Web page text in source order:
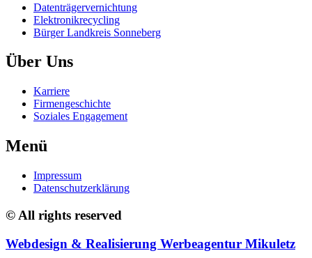
Datenträgervernichtung
Elektronikrecycling
Bürger Landkreis Sonneberg
Über Uns
Karriere
Firmengeschichte
Soziales Engagement
Menü
Impressum
Datenschutzerklärung
© All rights reserved
Webdesign & Realisierung Werbeagentur Mikuletz